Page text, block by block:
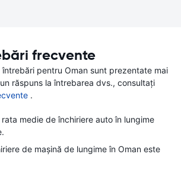
frecvente
pentru Oman sunt prezentate mai
răspuns la întrebarea dvs., consultați
.
medie de închiriere auto în lungime
de mașină de lungime în Oman este